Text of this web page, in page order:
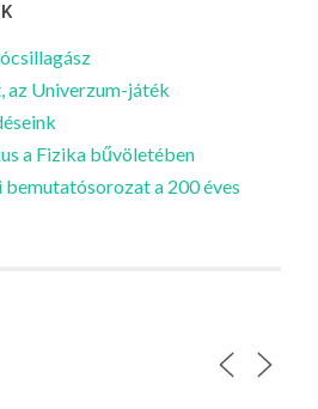
az Univerzum-játék
a Fizika bűvöletében
a 200 éves